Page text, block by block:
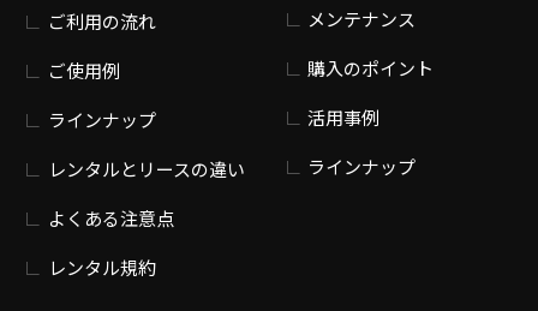
ご利用の流れ
ご使用例
ラインナップ
レンタルとリースの違い
よくある注意点
レンタル規約
メンテナンス
購入のポイント
活用事例
ラインナップ